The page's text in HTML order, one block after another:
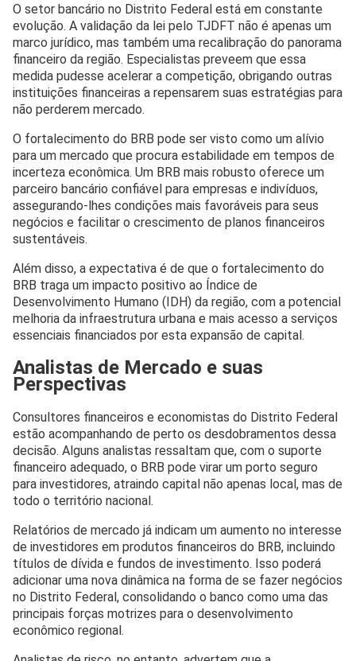
O setor bancário no Distrito Federal está em constante
evolução. A validação da lei pelo TJDFT não é apenas um
marco jurídico, mas também uma recalibração do panorama
financeiro da região. Especialistas preveem que essa
medida pudesse acelerar a competição, obrigando outras
instituições financeiras a repensarem suas estratégias para
não perderem mercado.
O fortalecimento do BRB pode ser visto como um alívio
para um mercado que procura estabilidade em tempos de
incerteza econômica. Um BRB mais robusto oferece um
parceiro bancário confiável para empresas e indivíduos,
assegurando-lhes condições mais favoráveis para seus
negócios e facilitar o crescimento de planos financeiros
sustentáveis.
Além disso, a expectativa é de que o fortalecimento do
BRB traga um impacto positivo ao Índice de
Desenvolvimento Humano (IDH) da região, com a potencial
melhoria da infraestrutura urbana e mais acesso a serviços
essenciais financiados por esta expansão de capital.
Analistas de Mercado e suas
Perspectivas
Consultores financeiros e economistas do Distrito Federal
estão acompanhando de perto os desdobramentos dessa
decisão. Alguns analistas ressaltam que, com o suporte
financeiro adequado, o BRB pode virar um porto seguro
para investidores, atraindo capital não apenas local, mas de
todo o território nacional.
Relatórios de mercado já indicam um aumento no interesse
de investidores em produtos financeiros do BRB, incluindo
títulos de dívida e fundos de investimento. Isso poderá
adicionar uma nova dinâmica na forma de se fazer negócios
no Distrito Federal, consolidando o banco como uma das
principais forças motrizes para o desenvolvimento
econômico regional.